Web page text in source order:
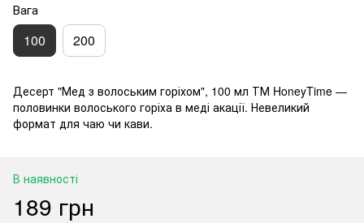
Вага
100 200
Десерт "Мед з волоським горіхом", 100 мл ТМ HoneyTime —
половинки волоського горіха в меді акації. Невеликий
формат для чаю чи кави.
В наявності
189 грн